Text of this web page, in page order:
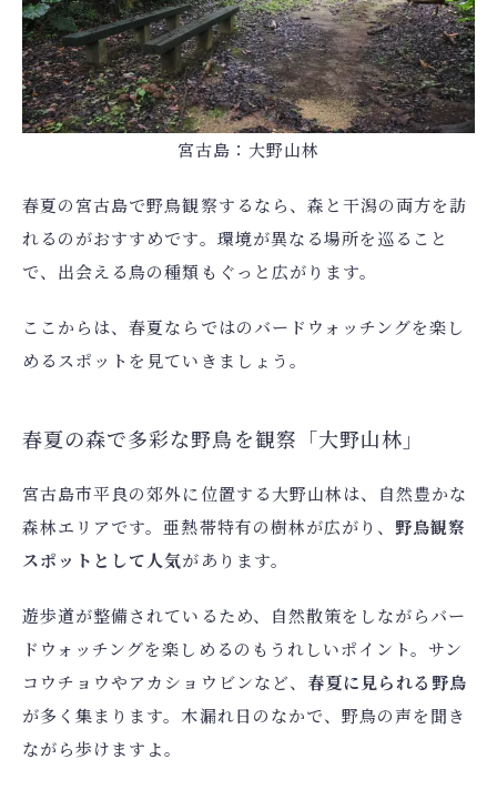
宮古島：大野山林
春夏の宮古島で野鳥観察するなら、森と干潟の両方を訪
れるのがおすすめです。環境が異なる場所を巡ること
で、出会える鳥の種類もぐっと広がります。
ここからは、春夏ならではのバードウォッチングを楽し
めるスポットを見ていきましょう。
春夏の森で多彩な野鳥を観察「大野山林」
宮古島市平良の郊外に位置する大野山林は、自然豊かな
森林エリアです。亜熱帯特有の樹林が広がり、 野鳥観察
スポットとして人気があります。
遊歩道が整備されているため、自然散策をしながらバー
ドウォッチングを楽しめるのもうれしいポイント。サン
コウチョウやアカショウビンなど、 春夏に見られる野鳥
が多く集まります。木漏れ日のなかで、野鳥の声を聞き
ながら歩けますよ。